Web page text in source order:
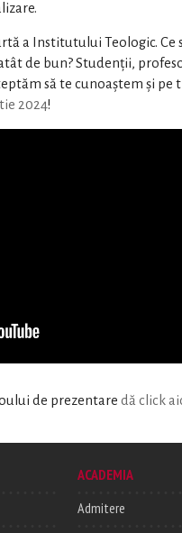
a Institutului Teologic. Ce
de bun? Studenții,
să te cunoaștem și pe
2024!
de prezentare dă click
ACADEMIA
Admitere